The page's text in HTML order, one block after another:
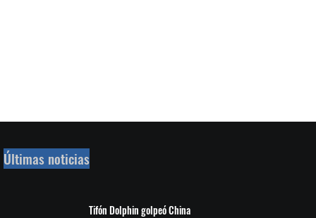
Últimas noticias
Tifón Dolphin golpeó China